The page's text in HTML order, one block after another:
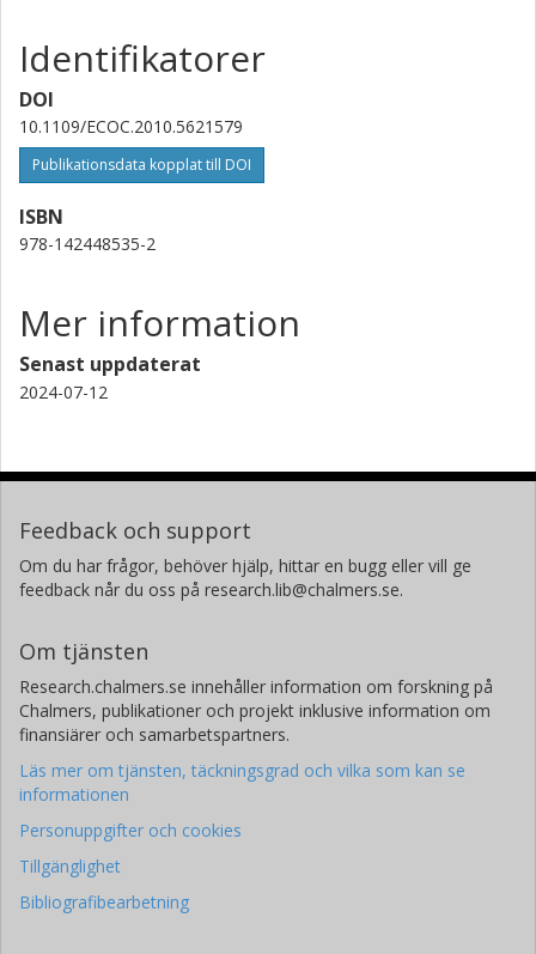
Identifikatorer
DOI
10.1109/ECOC.2010.5621579
Publikationsdata kopplat till DOI
ISBN
978-142448535-2
Mer information
Senast uppdaterat
2024-07-12
Feedback och support
Om du har frågor, behöver hjälp, hittar en bugg eller vill ge
feedback når du oss på research.lib@chalmers.se.
Om tjänsten
Research.chalmers.se innehåller information om forskning på
Chalmers, publikationer och projekt inklusive information om
finansiärer och samarbetspartners.
Läs mer om tjänsten, täckningsgrad och vilka som kan se
informationen
Personuppgifter och cookies
Tillgänglighet
Bibliografibearbetning